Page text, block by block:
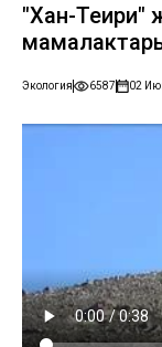
"Хан-
Экология 6587 02